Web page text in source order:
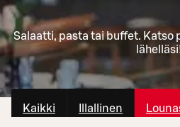
Salaatti, pasta tai buffet. Katso
Kaikki Illallinen